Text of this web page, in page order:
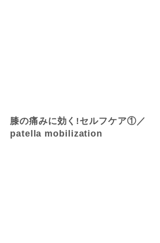
膝の痛みに効く!セルフケア①／
patella mobilization